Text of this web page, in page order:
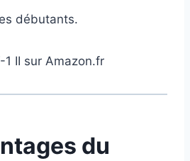
débutants.
II sur Amazon.fr
du